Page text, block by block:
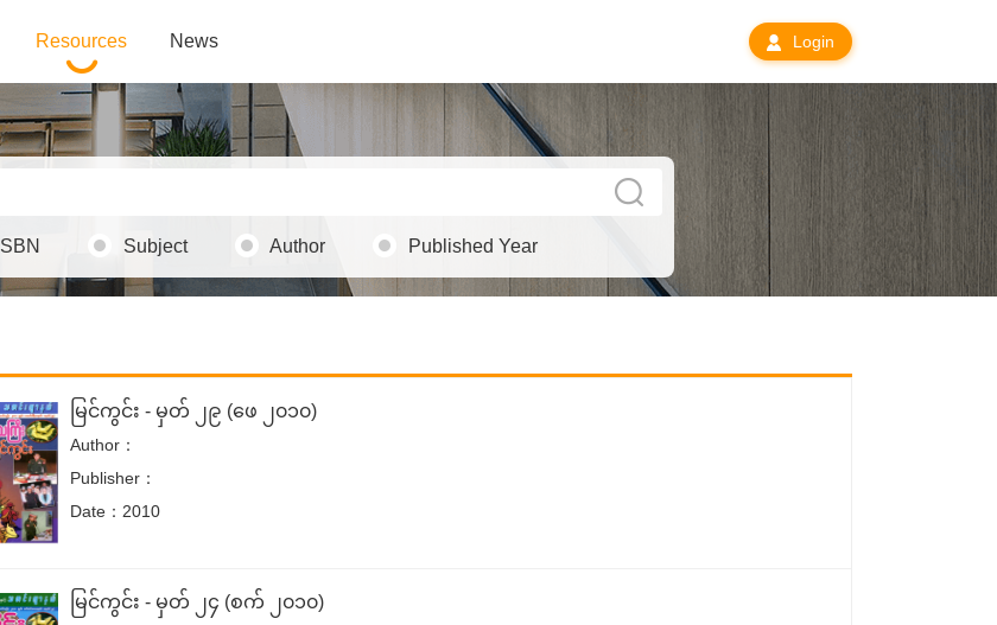
Resources News Login
ISBN Subject Author Published Year
မြင်ကွင်း - မှတ် ၂၉ (ဖေ ၂၀၁၀)
Author：
Publisher：
Date：2010
မြင်ကွင်း - မှတ် ၂၄ (စက် ၂၀၁၀)